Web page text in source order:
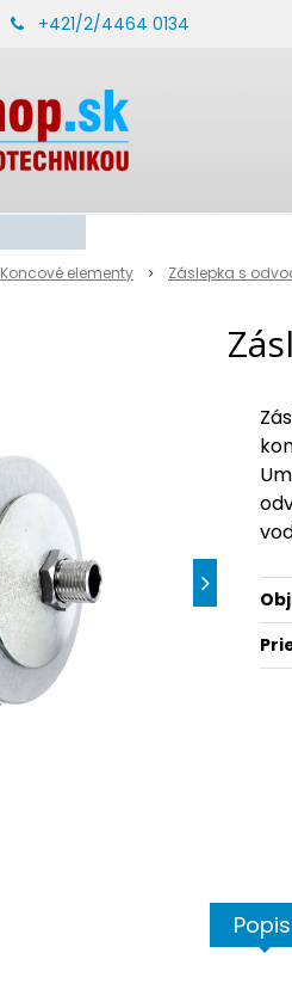
+421/2/4464 0134
Koncové elementy Záslepka s
Popis